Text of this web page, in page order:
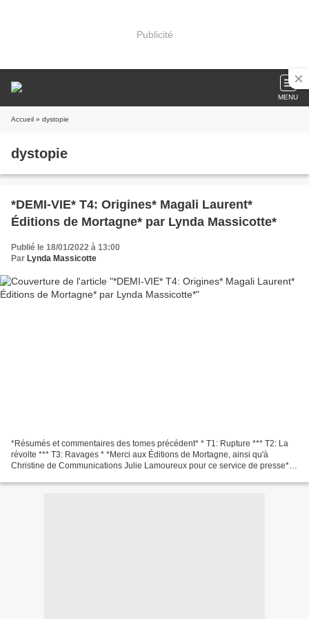
Publicité
MENU
Accueil » dystopie
dystopie
*DEMI-VIE* T4: Origines* Magali Laurent*
Éditions de Mortagne* par Lynda Massicotte*
Publié le 18/01/2022 à 13:00
Par Lynda Massicotte
*Résumés et commentaires des tomes précédent* * T1: Rupture *** T2: La
révolte *** T3: Ravages * *Merci aux Éditions de Mortagne, ainsi qu'à
Christine de Communications Julie Lamoureux pour ce service de presse* -